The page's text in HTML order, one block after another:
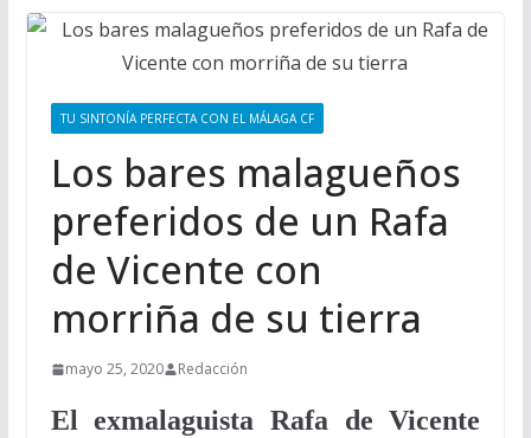
TU SINTONÍA PERFECTA CON EL MÁLAGA CF
Los bares malagueños
preferidos de un Rafa
de Vicente con
morriña de su tierra
mayo 25, 2020 Redacción
El exmalaguista Rafa de Vicente